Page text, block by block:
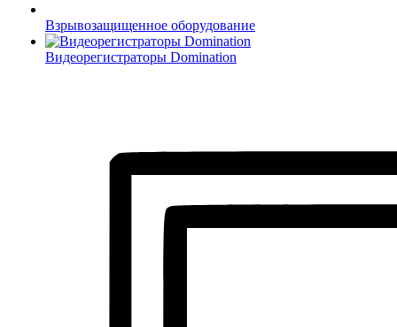
Взрывозащищенное оборудование
Видеорегистраторы Domination